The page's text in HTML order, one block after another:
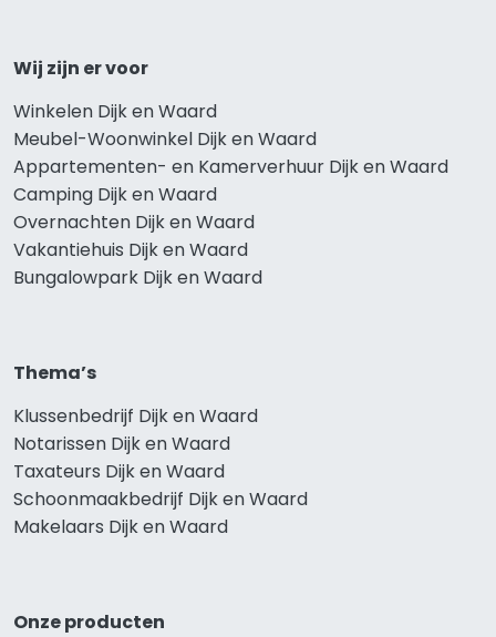
Wij zijn er voor
Winkelen Dijk en Waard
Meubel-Woonwinkel Dijk en Waard
Appartementen- en Kamerverhuur Dijk en Waard
Camping Dijk en Waard
Overnachten Dijk en Waard
Vakantiehuis Dijk en Waard
Bungalowpark Dijk en Waard
Thema’s
Klussenbedrijf Dijk en Waard
Notarissen Dijk en Waard
Taxateurs Dijk en Waard
Schoonmaakbedrijf Dijk en Waard
Makelaars Dijk en Waard
Onze producten